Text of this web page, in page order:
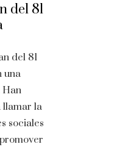
del 81
del 81
una
Han
llamar la
sociales